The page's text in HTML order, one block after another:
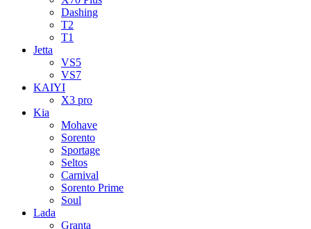
Dashing
T2
T1
Jetta
VS5
VS7
KAIYI
X3 pro
Kia
Mohave
Sorento
Sportage
Seltos
Carnival
Sorento Prime
Soul
Lada
Granta